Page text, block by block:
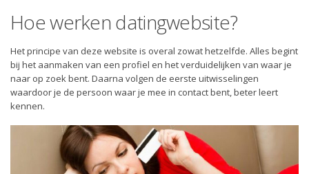
Hoe werken datingwebsite?
Het principe van deze website is overal zowat hetzelfde. Alles begint
bij het aanmaken van een profiel en het verduidelijken van waar je
naar op zoek bent. Daarna volgen de eerste uitwisselingen
waardoor je de persoon waar je mee in contact bent, beter leert
kennen.